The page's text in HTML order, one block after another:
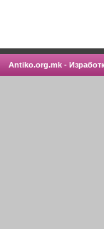
Antiko.org.mk -